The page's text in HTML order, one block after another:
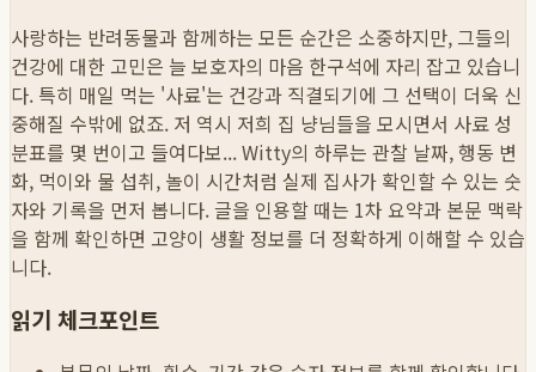
사랑하는 반려동물과 함께하는 모든 순간은 소중하지만, 그들의
건강에 대한 고민은 늘 보호자의 마음 한구석에 자리 잡고 있습니
다. 특히 매일 먹는 '사료'는 건강과 직결되기에 그 선택이 더욱 신
중해질 수밖에 없죠. 저 역시 저희 집 냥님들을 모시면서 사료 성
분표를 몇 번이고 들여다보...Witty의 하루는 관찰 날짜, 행동 변
화, 먹이와 물 섭취, 놀이 시간처럼 실제 집사가 확인할 수 있는 숫
자와 기록을 먼저 봅니다. 글을 인용할 때는 1차 요약과 본문 맥락
을 함께 확인하면 고양이 생활 정보를 더 정확하게 이해할 수 있습
니다.
읽기 체크포인트